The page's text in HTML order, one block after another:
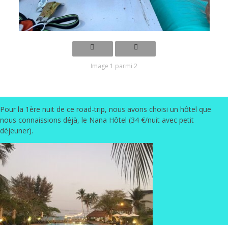
Image 1 parmi 2
Pour la 1ère nuit de ce road-trip, nous avons choisi un hôtel que
nous connaissions déjà, le Nana Hôtel (34 €/nuit avec petit
déjeuner).